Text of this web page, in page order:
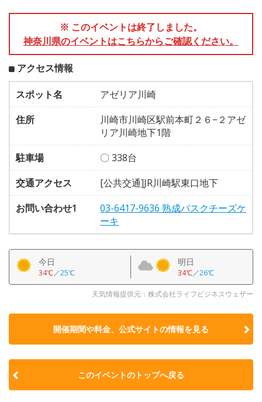
※ このイベントは終了しました。
神奈川県のイベントはこちらからご確認ください。
アクセス情報
スポット名
アゼリア川崎
住所
川崎市川崎区駅前本町２６−２アゼ
リア川崎地下1階
駐車場
〇 338台
交通アクセス
[公共交通]JR川崎駅東口地下
お問い合わせ1
03-6417-9636 熟成バスクチーズケ
ーキ
今日
34℃／25℃
明日
34℃／26℃
天気情報提供元：株式会社ライフビジネスウェザー
開催期間や料金、公式サイトの情報を見る
このイベントのトップへ戻る